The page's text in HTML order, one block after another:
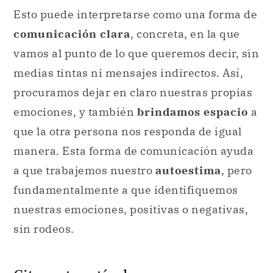
Esto puede interpretarse como una forma de
comunicación clara, concreta, en la que
vamos al punto de lo que queremos decir, sin
medias tintas ni mensajes indirectos. Así,
procuramos dejar en claro nuestras propias
emociones, y también brindamos espacio a
que la otra persona nos responda de igual
manera. Esta forma de comunicación ayuda
a que trabajemos nuestro autoestima, pero
fundamentalmente a que identifiquemos
nuestras emociones, positivas o negativas,
sin rodeos.